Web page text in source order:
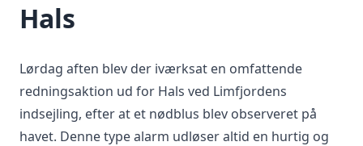
Hals
Lørdag aften blev der iværksat en omfattende
redningsaktion ud for Hals ved Limfjordens
indsejling, efter at et nødblus blev observeret på
havet. Denne type alarm udløser altid en hurtig og